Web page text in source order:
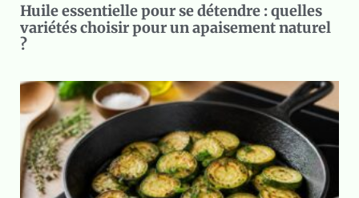
Huile essentielle pour se détendre : quelles
variétés choisir pour un apaisement naturel
?